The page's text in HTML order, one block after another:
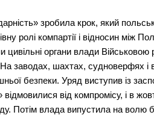
зробила крок, який
ролі компартії і відносин між
цивільні органи влади
На заводах, шахтах, судноверфях і
безпеки. Уряд виступив із
відмовилися від компромісу, і в
Потім влада випустила на волю